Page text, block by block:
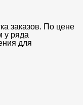
заказов. По цене
у ряда
для